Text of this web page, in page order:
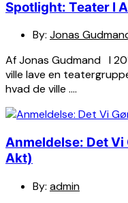
Spotlight: Teater I
By: Jonas
Af Jonas Gudmand I
ville lave en
hvad de ville ….
Anmeldelse: Det Vi
Akt)
By: admin